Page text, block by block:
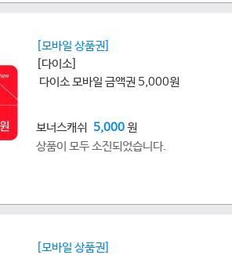
[모바일 상품권]
[다이소]
다이소 모바일 금액권 5,000원
보너스캐쉬 5,000원
상품이 모두 소진되었습니다.
[모바일 상품권]